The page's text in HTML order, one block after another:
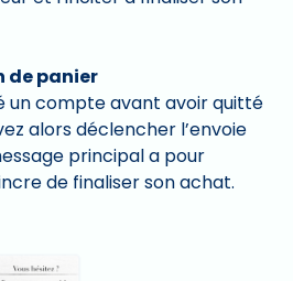
de panier
un compte avant avoir quitté
alors déclencher l’envoie
principal a pour
de finaliser son achat.